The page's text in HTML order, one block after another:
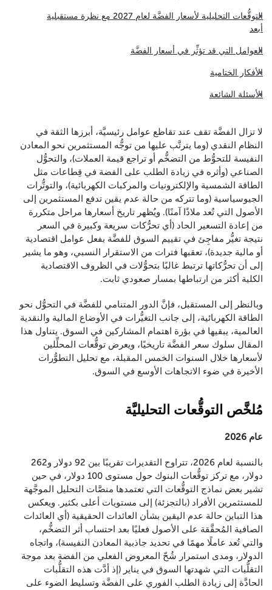
التوقُّعات التحليلية لأسعار الفضَّة لعام 2027 مع نظرة مستقبلية
أبعد
العوامل التي قد تؤثِّر في أسعار الفضَّة
الأفكار الختامية
الأسئلة الشائعة
لا تزال الفضَّة تقف عند تقاطع عوامل رئيسيَّة، أبرزها الثقة في
النظام النقدي (وما يترتَّب عليها من توجُّه المستثمرين نحو المعادن
النفيسة للتحوُّط من التضخُّم أو تراجع قيمة العملات)، والتحوُّل
الصناعي (وأثره في زيادة الطلب على الفضة في قِطاعات مثل
الطاقة الشمسية والإلكترونيات والمركبات الكهربائية)، والتوتُّرات
الجيوسياسية (وما تتركه من حالة عدم يقين تدفع المستثمرين إلى
الأصول التي تُعد ملاذًا آمنًا). ويُظهر تاريخ أسعارها مراحل متكررة
من إعادة التسعير الحاد (أي تحرُّكات سريعة وكبيرة في السعر
نتيجة تغيُّر مفاجِئ في تقييم السوق للفضَّة بفعل عوامل اقتصادية
أو مالية جديدة)، تعقبها فترات من الاستقرار النسبي، وهو ما يشير
إلى أن تحرُّكاتها ترتبط غالبًا بتحوُّلات في الظروف الاقتصادية
الكلية أكثر من ارتباطها بمسار صعودي ثابت.
وبالنظر إلى المستقبل، فإنَّ الدور المتنامي للفضَّة في التحوُّل نحو
الطاقة الكهربائية، إلى جانب التغيُّرات في الأوضاع المالية والنقدية
العالمية، يبقيها في بؤرة اهتمام المشاركين في السوق. يتناول هذا
المقال سلوك سعر الفضَّة تاريخيًا، ويعرض توقُّعات المحلِّلين
لأسعارها خلال السنوات الخمس المقبلة، مع تحليل التطوُّرات
الأخيرة في ضوء الاتجاهات الأوسع في السوق.
مُلخَّص التوقُّعات التحليليَّة
عام 2026
بالنسبة لعام 2026، تتراوح التقديرات تقريبًا بين 92 دولار و262
دولار، مع تركز توقُّعات البنوك حول مستوى 100 دولار، في حين
تشير بعض نماذج التوقُّعات التي تعتمدها منصَّات التحليل الموجَّهة
للمستثمرين الأفراد (بالتجزئة) إلى مستويات أعلى بكثير. ويعكس
هذا التباين حالة عدم اليقين بشأن العائدات الحقيقية (أي العائدات
الصافية المُحقَّقة على الأصول فعليًا بعد احتساب أثر التضخُّم،
والتي تُعد عاملًا مهمًا في تحديد جاذبية المعادن النفيسة)، واتجاه
الدولار، ومدى استمرار شُحّ المعروض الفعلي من الفضة بعد موجة
التقلُّبات التي شهدتها السوق في يناير (إذ أدَّت هذه التقلُّبات
الحادَّة إلى زيادة الطلب الفوري على الفضَّة وتسليط الضوء على